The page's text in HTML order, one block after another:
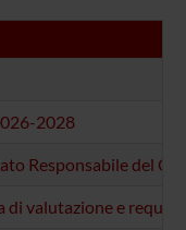
2028
Responsabile del
di valutazione e